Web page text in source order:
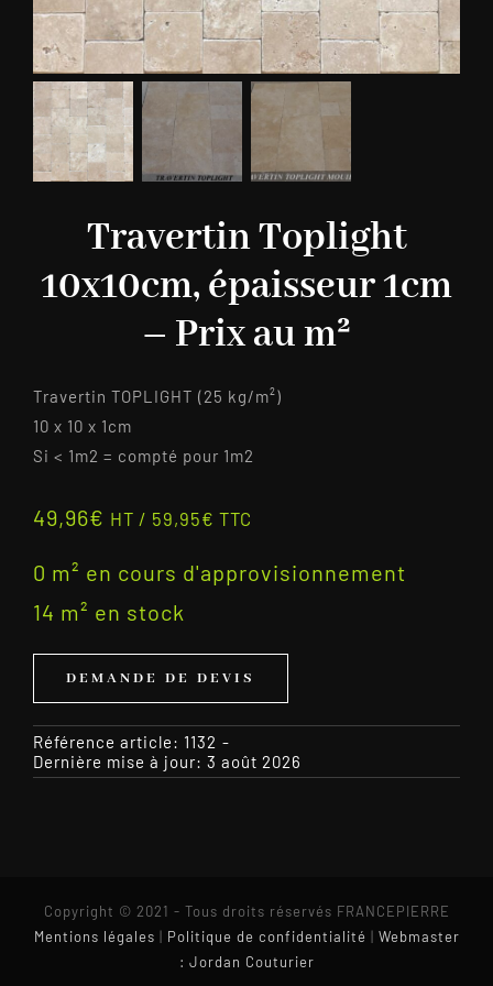
Travertin Toplight
10x10cm, épaisseur 1cm
– Prix au m²
Travertin TOPLIGHT (25 kg/m²)
10 x 10 x 1cm
Si < 1m2 = compté pour 1m2
49,96€ HT / 59,95€ TTC
0 m² en cours d'approvisionnement
14 m² en stock
DEMANDE DE DEVIS
Référence article: 1132 -
Dernière mise à jour: 3 août 2026
Copyright © 2021 - Tous droits réservés FRANCEPIERRE
Mentions légales | Politique de confidentialité | Webmaster
: Jordan Couturier